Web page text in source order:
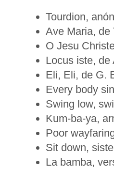
Tourdion,
Ave Maria, de
O Jesu
Locus iste, de
Eli, Eli, de G.
Every body
Swing low,
Kum-ba-ya,
Poor
Sit down,
La bamba,